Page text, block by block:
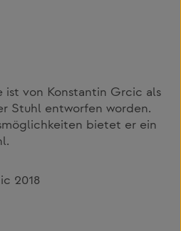
ist von Konstantin Grcic als
Stuhl entworfen worden.
bietet er ein
2018